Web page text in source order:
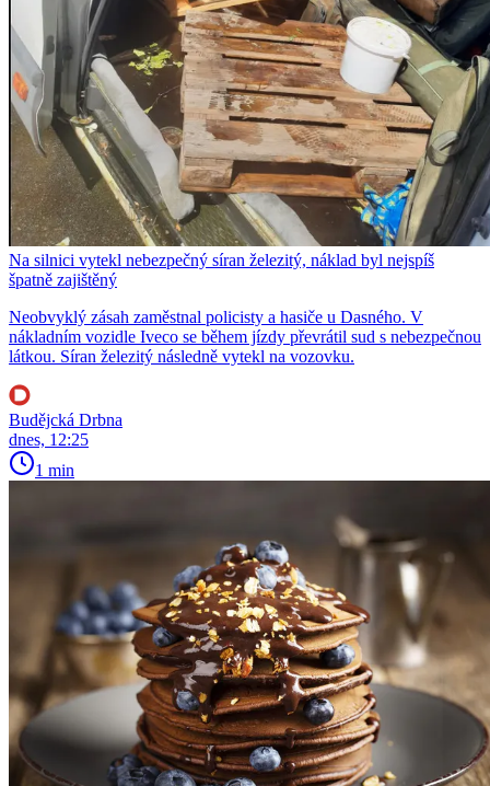
Na silnici vytekl nebezpečný síran železitý, náklad byl nejspíš
špatně zajištěný
Neobvyklý zásah zaměstnal policisty a hasiče u Dasného. V
nákladním vozidle Iveco se během jízdy převrátil sud s nebezpečnou
látkou. Síran železitý následně vytekl na vozovku.
Budějcká Drbna
dnes, 12:25
1 min